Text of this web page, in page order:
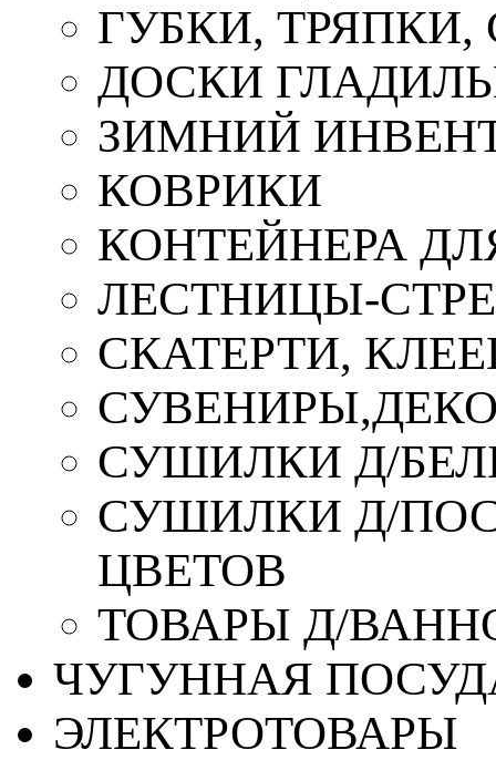
ГУБКИ,
ДОСКИ
ЗИМНИЙ
КОВРИКИ
КОНТЕЙНЕРА
ЛЕСТНИЦЫ-
СКАТЕРТИ,
СУШИЛКИ Д/
СУШИЛКИ Д/
ЦВЕТОВ
ТОВАРЫ Д/
ЧУГУННАЯ
ЭЛЕКТРОТОВАРЫ